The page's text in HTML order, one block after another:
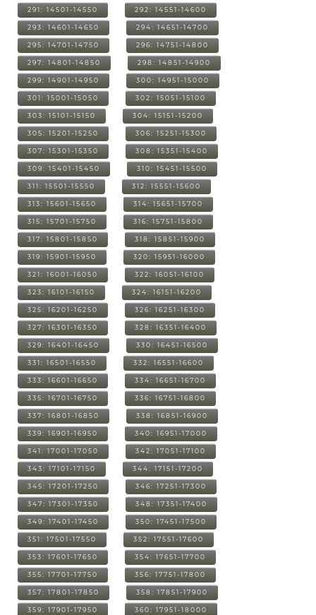
291: 14501-14550 292: 14551-14600
293: 14601-14650 294: 14651-14700
295: 14701-14750 296: 14751-14800
297: 14801-14850 298: 14851-14900
299: 14901-14950 300: 14951-15000
301: 15001-15050 302: 15051-15100
303: 15101-15150 304: 15151-15200
305: 15201-15250 306: 15251-15300
307: 15301-15350 308: 15351-15400
309: 15401-15450 310: 15451-15500
311: 15501-15550 312: 15551-15600
313: 15601-15650 314: 15651-15700
315: 15701-15750 316: 15751-15800
317: 15801-15850 318: 15851-15900
319: 15901-15950 320: 15951-16000
321: 16001-16050 322: 16051-16100
323: 16101-16150 324: 16151-16200
325: 16201-16250 326: 16251-16300
327: 16301-16350 328: 16351-16400
329: 16401-16450 330: 16451-16500
331: 16501-16550 332: 16551-16600
333: 16601-16650 334: 16651-16700
335: 16701-16750 336: 16751-16800
337: 16801-16850 338: 16851-16900
339: 16901-16950 340: 16951-17000
341: 17001-17050 342: 17051-17100
343: 17101-17150 344: 17151-17200
345: 17201-17250 346: 17251-17300
347: 17301-17350 348: 17351-17400
349: 17401-17450 350: 17451-17500
351: 17501-17550 352: 17551-17600
353: 17601-17650 354: 17651-17700
355: 17701-17750 356: 17751-17800
357: 17801-17850 358: 17851-17900
359: 17901-17950 360: 17951-18000